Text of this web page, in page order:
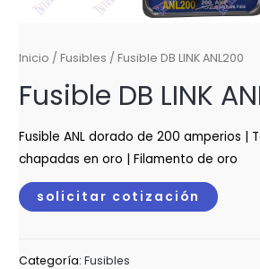
Inicio / Fusibles / Fusible DB LINK ANL200
Fusible DB LINK
Fusible ANL dorado de 200 amperios |
chapadas en oro | Filamento de oro
solicitar cotización
Categoría:Fusibles